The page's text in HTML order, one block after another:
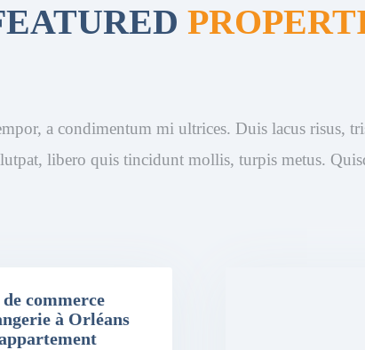
a condimentum mi ultrices. Duis lacus risus,
libero quis tincidunt mollis, turpis metus.
commerce
à Orléans